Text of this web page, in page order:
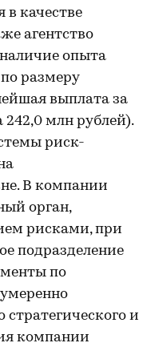
в качестве
агентство
опыта
размеру
выплата за
242,0 млн рублей).
риск-
В компании
орган,
рисками, при
подразделение
по
стратегического и
компании